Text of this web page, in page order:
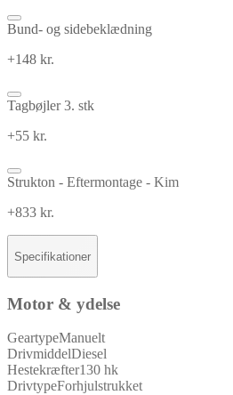
Bund- og sidebeklædning
+148 kr.
Tagbøjler 3. stk
+55 kr.
Strukton - Eftermontage - Kim
+833 kr.
Specifikationer
Motor & ydelse
GeartypeManuelt
DrivmiddelDiesel
Hestekræfter130 hk
DrivtypeForhjulstrukket